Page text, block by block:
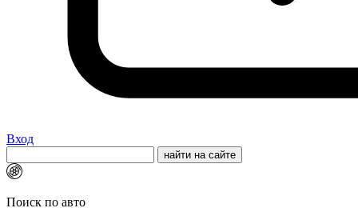
Вход
Поиск по авто